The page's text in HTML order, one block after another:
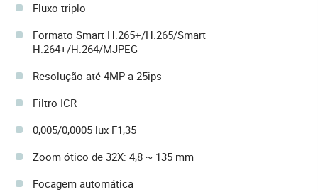
Fluxo triplo
Formato Smart H.265+/H.265/Smart
H.264+/H.264/MJPEG
Resolução até 4MP a 25ips
Filtro ICR
0,005/0,0005 lux F1,35
Zoom ótico de 32X: 4,8 ~ 135 mm
Focagem automática